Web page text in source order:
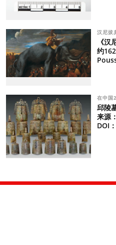
汉尼拔
《汉
约
在中国
邱陵
来源
DOI